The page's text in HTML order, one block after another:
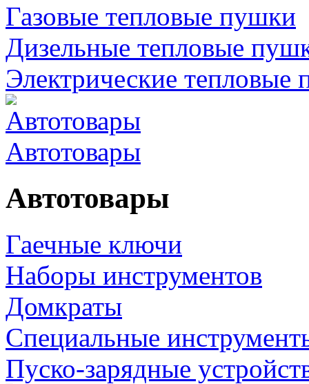
Газовые тепловые пушки
Дизельные тепловые
Электрические тепловые
Автотовары
Автотовары
Гаечные ключи
Наборы инструментов
Домкраты
Специальные
Пуско-зарядные